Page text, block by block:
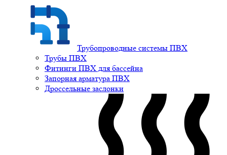
Трубопроводные системы ПВХ
Трубы ПВХ
Фитинги ПВХ для бассейна
Запорная арматура ПВХ
Дроссельные заслонки